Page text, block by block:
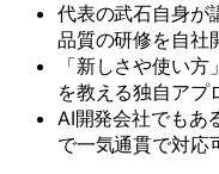
代表の武石自身が
品質の研修を自社
「新しさや使い
を教える独自アプ
AI開発会社でもあ
で一気通貫で対応